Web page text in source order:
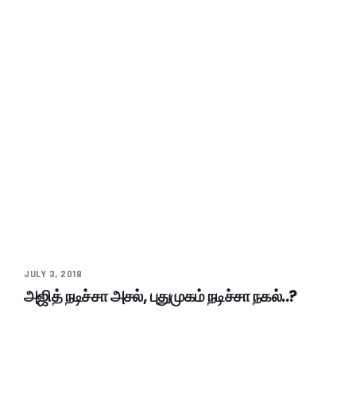
JULY 3, 2018
அஜித் நடிச்சா அசல், புதுமுகம் நடிச்சா நகல்..?